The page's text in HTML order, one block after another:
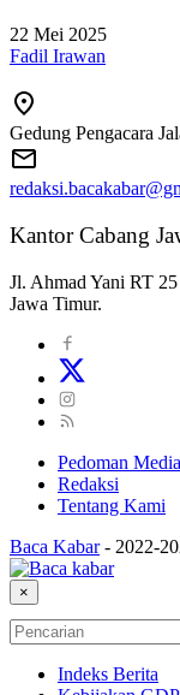
22 Mei 2025
Fadil Irawan
Gedung Pengacara
Kantor Cabang
Jl. Ahmad Yani RT
Jawa Timur.
Pedoman
Redaksi
Tentang Kami
Baca Kabar - 2022-
×
Indeks Berita